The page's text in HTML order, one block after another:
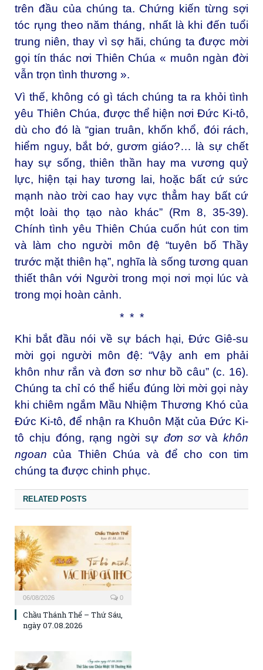
trên đầu của chúng ta. Chứng kiến từng sợi
tóc rụng theo năm tháng, nhất là khi đến tuổi
trung niên, thay vì sợ hãi, chúng ta được mời
gọi tín thác nơi Thiên Chúa « muôn ngàn đời
vẫn trọn tình thương ».
Vì thế, không có gì tách chúng ta ra khỏi tình
yêu Thiên Chúa, được thể hiện nơi Đức Ki-tô,
dù cho đó là “gian truân, khốn khổ, đói rách,
hiểm nguy, bắt bớ, gươm giáo?… là sự chết
hay sự sống, thiên thần hay ma vương quỷ
lực, hiện tại hay tương lai, hoặc bất cứ sức
mạnh nào trời cao hay vực thẳm hay bất cứ
một loài thọ tạo nào khác” (Rm 8, 35-39).
Chính tình yêu Thiên Chúa cuốn hút con tim
và làm cho người môn đệ “tuyên bố Thầy
trước mặt thiên hạ”, nghĩa là sống tương quan
thiết thân với Người trong mọi nơi mọi lúc và
trong mọi hoàn cảnh.
* * *
Khi bắt đầu nói về sự bách hại, Đức Giê-su
mời gọi người môn đệ: “Vậy anh em phải
khôn như rắn và đơn sơ như bồ câu” (c. 16).
Chúng ta chỉ có thể hiểu đúng lời mời gọi này
khi chiêm ngắm Mầu Nhiệm Thương Khó của
Đức Ki-tô, để nhận ra Khuôn Mặt của Đức Ki-
tô chịu đóng, rạng ngời sự đơn sơvàkhôn
ngoan của Thiên Chúa và để cho con tim
chúng ta được chinh phục.
RELATED POSTS
06/08/2026 0
Chầu Thánh Thể – Thứ Sáu,
ngày 07.08.2026